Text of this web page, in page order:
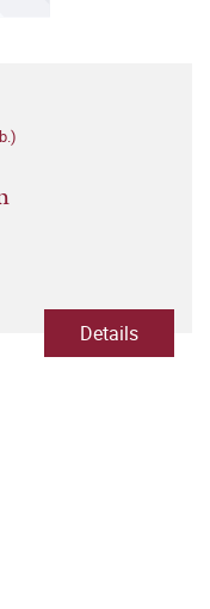
Details